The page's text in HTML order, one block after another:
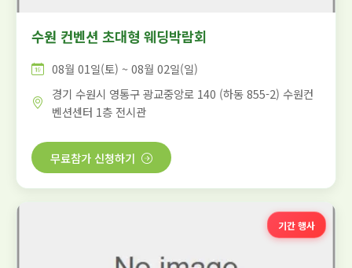
수원 컨벤션 초대형 웨딩박람회
08월 01일(토) ~ 08월 02일(일)
경기 수원시 영통구 광교중앙로 140 (하동 855-2) 수원컨
벤션센터 1층 전시관
무료참가 신청하기
기간 행사